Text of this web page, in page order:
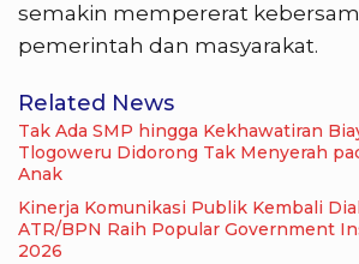
semakin mempererat
pemerintah dan masyarakat.
Related News
Tak Ada SMP hingga Kekhawatiran
Tlogoweru Didorong Tak Menyerah
Anak
Kinerja Komunikasi Publik Kembali
ATR/BPN Raih Popular Government
2026